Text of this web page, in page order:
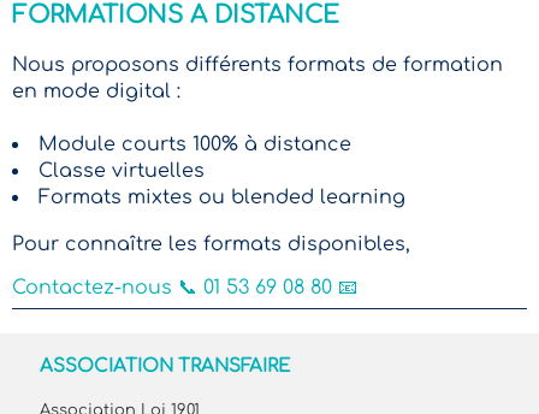
FORMATIONS A DISTANCE
Nous proposons différents formats de formation
en mode digital :
Module courts 100% à distance
Classe virtuelles
Formats mixtes ou blended learning
Pour connaître les formats disponibles,
Contactez-nous 📞 01 53 69 08 80 📧
ASSOCIATION TRANSFAIRE
Association Loi 1901